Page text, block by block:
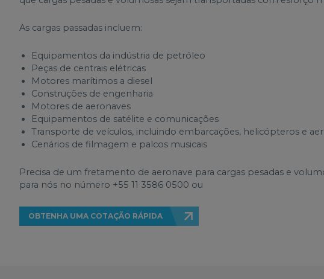
As cargas passadas incluem:
Equipamentos da indústria de petróleo
Peças de centrais elétricas
Motores marítimos a diesel
Construções de engenharia
Motores de aeronaves
Equipamentos de satélite e comunicações
Transporte de veículos, incluindo embarcações, helicópteros e
Cenários de filmagem e palcos musicais
Precisa de um fretamento de aeronave para cargas pesadas e
para nós no número +55 11 3586 0500 ou
OBTENHA UMA COTAÇÃO RÁPIDA